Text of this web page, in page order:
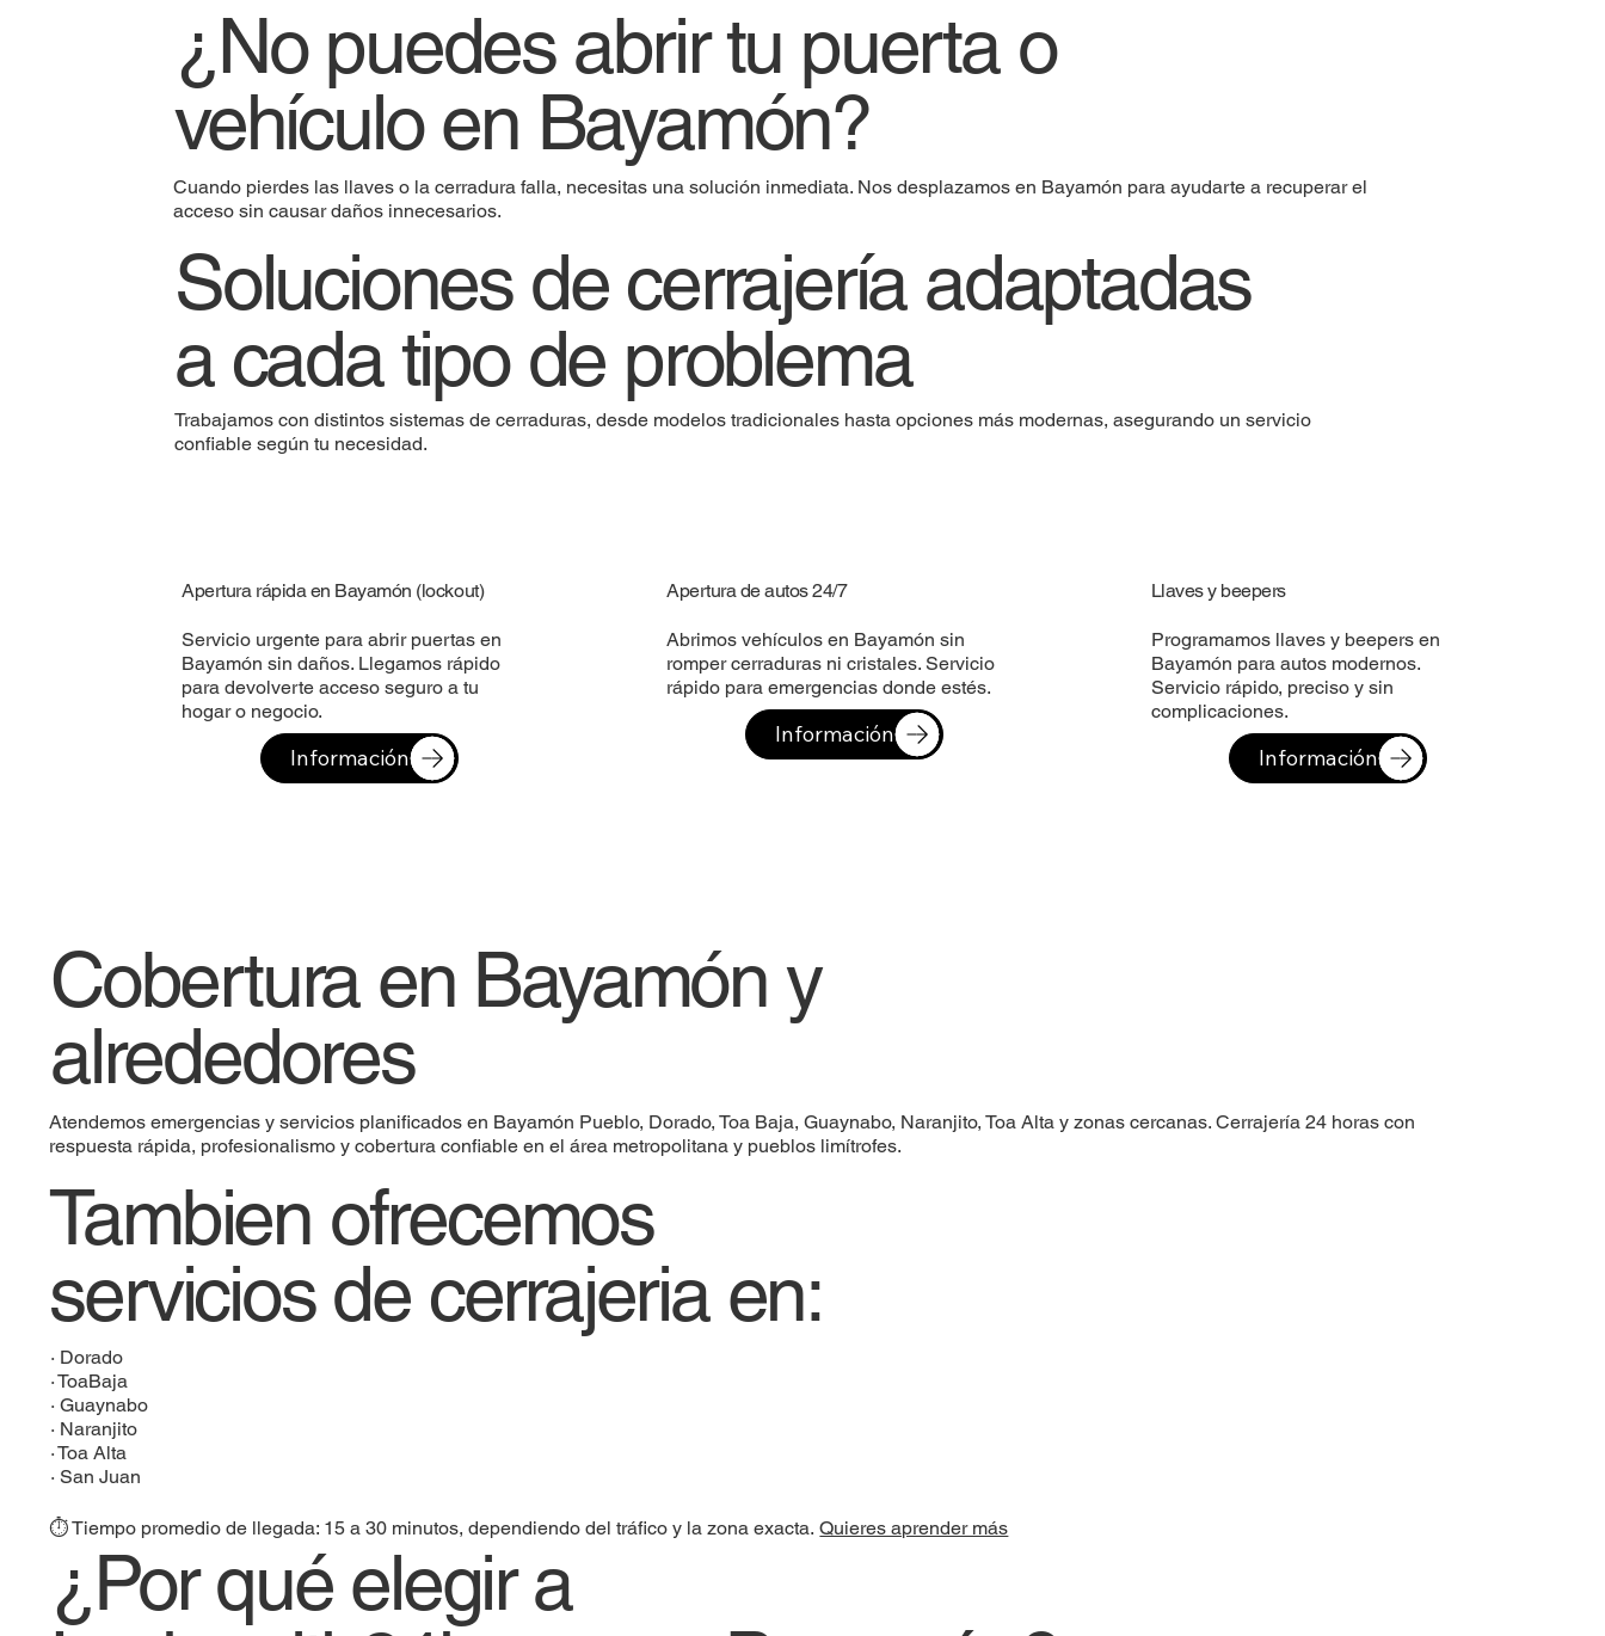
¿No puedes abrir tu puerta o
vehículo en Bayamón?
Cuando pierdes las llaves o la cerradura falla, necesitas una solución inmediata. Nos desplazamos en Bayamón para ayudarte a recuperar el
acceso sin causar daños innecesarios.
Soluciones de cerrajería adaptadas
a cada tipo de problema
Trabajamos con distintos sistemas de cerraduras, desde modelos tradicionales hasta opciones más modernas, asegurando un servicio
confiable según tu necesidad.
Apertura rápida en Bayamón (lockout)
Servicio urgente para abrir puertas en
Bayamón sin daños. Llegamos rápido
para devolverte acceso seguro a tu
hogar o negocio.
Información
Apertura de autos 24/7
Abrimos vehículos en Bayamón sin
romper cerraduras ni cristales. Servicio
rápido para emergencias donde estés.
Información
Llaves y beepers
Programamos llaves y beepers en
Bayamón para autos modernos.
Servicio rápido, preciso y sin
complicaciones.
Información
Cobertura en Bayamón y
alrededores
Atendemos emergencias y servicios planificados en Bayamón Pueblo, Dorado, Toa Baja, Guaynabo, Naranjito, Toa Alta y zonas cercanas. Cerrajería 24 horas con
respuesta rápida, profesionalismo y cobertura confiable en el área metropolitana y pueblos limítrofes.
Tambien ofrecemos
servicios de cerrajeria en:
· Dorado
·ToaBaja
· Guaynabo
· Naranjito
·Toa Alta
· San Juan
⏱️ Tiempo promedio de llegada: 15 a 30 minutos, dependiendo del tráfico y la zona exacta.Quieres aprender más
¿Por qué elegir a